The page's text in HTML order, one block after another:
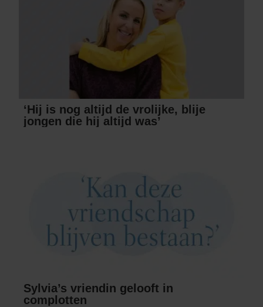
‘Hij is nog altijd de vrolijke, blije
jongen die hij altijd was’
Sylvia’s vriendin gelooft in
complotten